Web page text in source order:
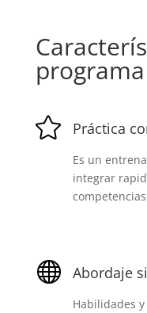
programa
 Práctica
Es un
integrar
 Abordaje
Habilidades